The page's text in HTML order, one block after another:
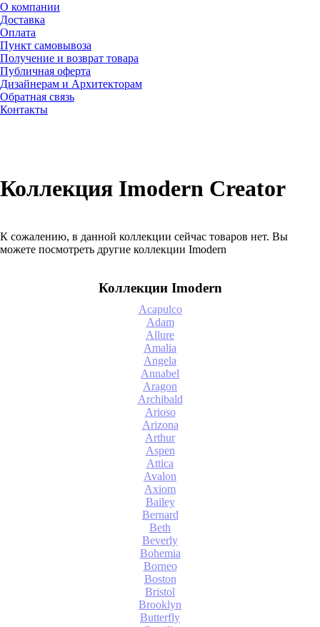
О компании
Доставка
Оплата
Пункт самовывоза
Получение и возврат товара
Публичная оферта
Дизайнерам и Архитекторам
Обратная связь
Контакты
Коллекция Imodern Creator
К сожалению, в данной коллекции сейчас товаров нет. Вы
можете посмотреть другие коллекции Imodern
Коллекции Imodern
Acapulco
Adam
Allure
Amalia
Angela
Annabel
Aragon
Archibald
Arioso
Arizona
Arthur
Aspen
Attica
Avalon
Axiom
Bailey
Bernard
Beth
Beverly
Bohemia
Borneo
Boston
Bristol
Brooklyn
Butterfly